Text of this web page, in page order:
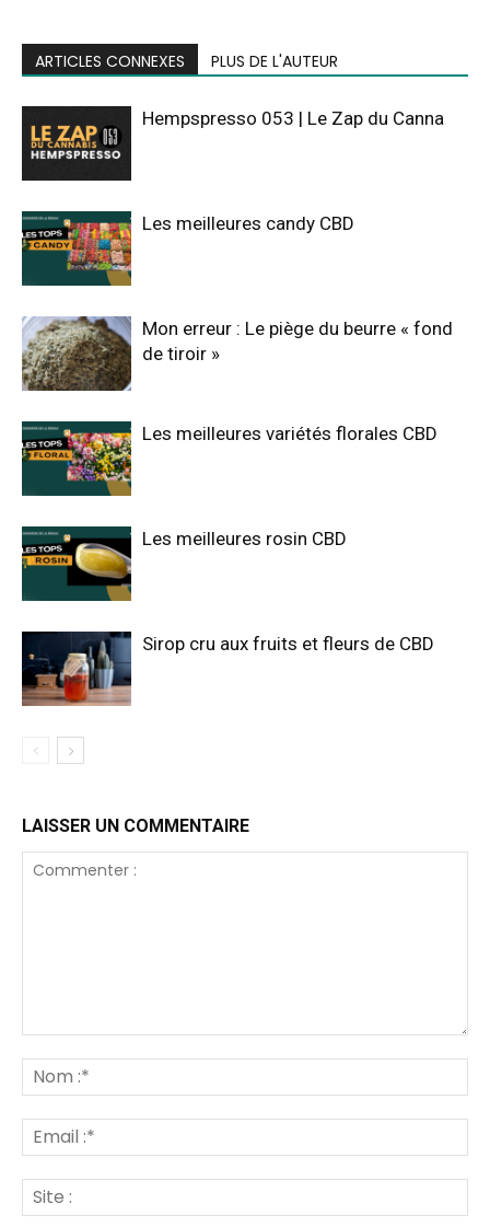
ARTICLES CONNEXES PLUS DE L'AUTEUR
Hempspresso 053 | Le Zap du Canna
Les meilleures candy CBD
Mon erreur : Le piège du beurre « fond
de tiroir »
Les meilleures variétés florales CBD
Les meilleures rosin CBD
Sirop cru aux fruits et fleurs de CBD
LAISSER UN COMMENTAIRE